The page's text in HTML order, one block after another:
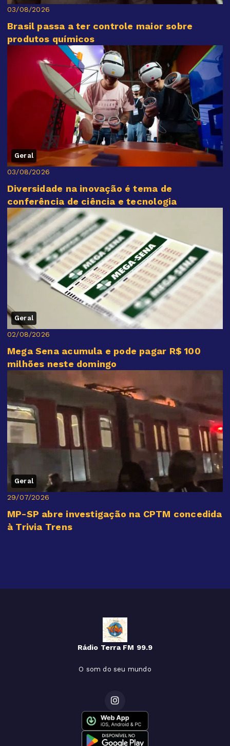
03/08/2026
Brasil passa a ter controle maior sobre
produtos químicos
Geral
03/08/2026
Diversidade na inovação é tema de
conferência de ciência e tecnologia
Geral
02/08/2026
Mega Sena acumula e pode pagar R$ 100
milhões neste domingo
Geral
29/07/2026
MP-SP abre investigação na CPTM concedida
à Trivia Trens
Rádio Terra FM 99.9
O som do seu mundo